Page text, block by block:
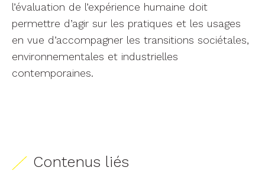
l’évaluation de l’expérience humaine doit
permettre d’agir sur les pratiques et les usages
en vue d’accompagner les transitions sociétales,
environnementales et industrielles
contemporaines.
Contenus liés